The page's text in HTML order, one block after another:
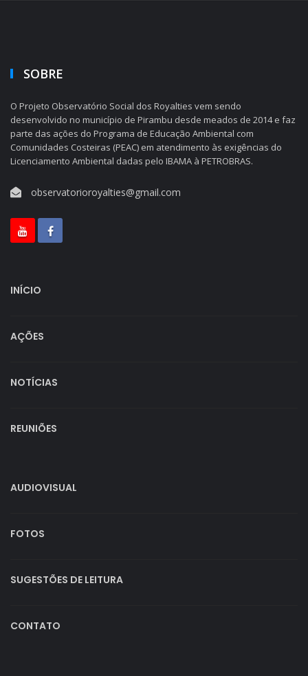
SOBRE
O Projeto Observatório Social dos Royalties vem sendo
desenvolvido no município de Pirambu desde meados de 2014 e faz
parte das ações do Programa de Educação Ambiental com
Comunidades Costeiras (PEAC) em atendimento às exigências do
Licenciamento Ambiental dadas pelo IBAMA à PETROBRAS.
observatorioroyalties@gmail.com
INÍCIO
AÇÕES
NOTÍCIAS
REUNIÕES
AUDIOVISUAL
FOTOS
SUGESTÕES DE LEITURA
CONTATO